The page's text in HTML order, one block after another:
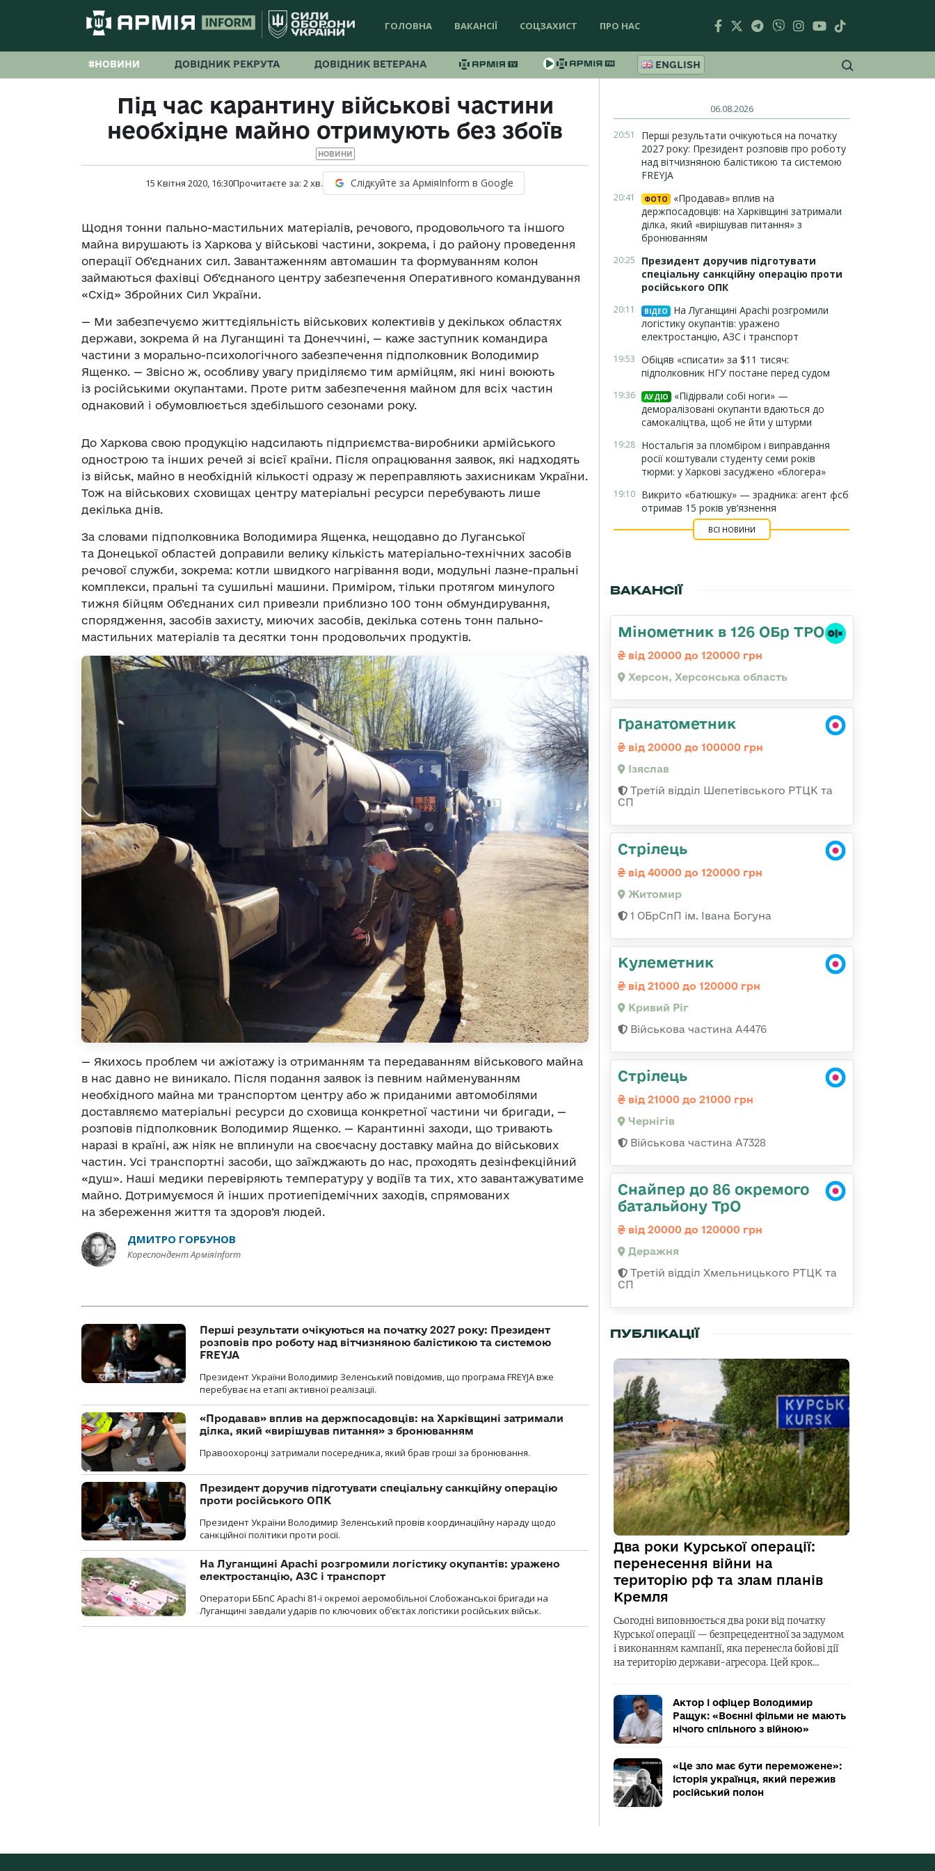
ГОЛОВНА ВАКАНСІЇ СОЦЗАХИСТ ПРО НАС
#НОВИНИ ДОВІДНИК РЕКРУТА ДОВІДНИК ВЕТЕРАНА ENGLISH
Під час карантину військові частини
необхідне майно отримують без збоїв
НОВИНИ
15 Квітня 2020, 16:30Прочитаєте за: 2хв. Слідкуйте за АрміяInform в Google
Щодня тонни пально-мастильних матеріалів, речового, продовольчого та іншого
майна вирушають із Харкова у військові частини, зокрема, і до району проведення
операції Об’єднаних сил. Завантаженням автомашин та формуванням колон
займаються фахівці Об’єднаного центру забезпечення Оперативного командування
«Схід» Збройних Сил України.
— Ми забезпечуємо життєдіяльність військових колективів у декількох областях
держави, зокрема й на Луганщині та Донеччині, — каже заступник командира
частини з морально-психологічного забезпечення підполковник Володимир
Ященко. — Звісно ж, особливу увагу приділяємо тим армійцям, які нині воюють
із російськими окупантами. Проте ритм забезпечення майном для всіх частин
однаковий і обумовлюється здебільшого сезонами року.
До Харкова свою продукцію надсилають підприємства-виробники армійського
однострою та інших речей зі всієї країни. Після опрацювання заявок, які надходять
із військ, майно в необхідній кількості одразу ж переправляють захисникам України.
Тож на військових сховищах центру матеріальні ресурси перебувають лише
декілька днів.
За словами підполковника Володимира Ященка, нещодавно до Луганської
та Донецької областей доправили велику кількість матеріально-технічних засобів
речової служби, зокрема: котли швидкого нагрівання води, модульні лазне-пральні
комплекси, пральні та сушильні машини. Приміром, тільки протягом минулого
тижня бійцям Об’єднаних сил привезли приблизно 100 тонн обмундирування,
спорядження, засобів захисту, миючих засобів, декілька сотень тонн пально-
мастильних матеріалів та десятки тонн продовольчих продуктів.
— Якихось проблем чи ажіотажу із отриманням та передаванням військового майна
в нас давно не виникало. Після подання заявок із певним найменуванням
необхідного майна ми транспортом центру або ж приданими автомобілями
доставляємо матеріальні ресурси до сховища конкретної частини чи бригади, —
розповів підполковник Володимир Ященко. — Карантинні заходи, що тривають
наразі в країні, аж ніяк не вплинули на своєчасну доставку майна до військових
частин. Усі транспортні засоби, що заїжджають до нас, проходять дезінфекційний
«душ». Наші медики перевіряють температуру у водіїв та тих, хто завантажуватиме
майно. Дотримуємося й інших протиепідемічних заходів, спрямованих
на збереження життя та здоров’я людей.
ДМИТРО ГОРБУНОВ
Кореспондент АрміяInform
Перші результати очікуються на початку 2027 року: Президент
розповів про роботу над вітчизняною балістикою та системою
FREYJA
Президент України Володимир Зеленський повідомив, що програма FREYJA вже
перебуває на етапі активної реалізації.
«Продавав» вплив на держпосадовців: на Харківщині затримали
ділка, який «вирішував питання» з бронюванням
Правоохоронці затримали посередника, який брав гроші за бронювання.
Президент доручив підготувати спеціальну санкційну операцію
проти російського ОПК
Президент України Володимир Зеленський провів координаційну нараду щодо
санкційної політики проти росії.
На Луганщині Apachi розгромили логістику окупантів: уражено
електростанцію, АЗС і транспорт
Оператори ББпС Apachi 81-ї окремої аеромобільної Слобожанської бригади на
Луганщині завдали ударів по ключових об’єктах логістики російських військ.
06.08.2026
20:51
Перші результати очікуються на початку
2027 року: Президент розповів про роботу
над вітчизняною балістикою та системою
FREYJA
20:41 ФОТО
«Продавав» вплив на
держпосадовців: на Харківщині затримали
ділка, який «вирішував питання» з
бронюванням
20:25
Президент доручив підготувати
спеціальну санкційну операцію проти
російського ОПК
20:11 ВІДЕО
На Луганщині Apachi розгромили
логістику окупантів: уражено
електростанцію, АЗС і транспорт
19:53 Обіцяв «списати» за $11 тисяч:
підполковник НГУ постане перед судом
19:36 АУДІО
«Підірвали собі ноги» —
деморалізовані окупанти вдаються до
самокаліцтва, щоб не йти у штурми
19:28 Ностальгія за пломбіром і виправдання
росії коштували студенту семи років
тюрми: у Харкові засуджено «блогера»
19:10 Викрито «батюшку» — зрадника: агент фсб
отримав 15 років ув’язнення
ВСІ НОВИНИ
ВАКАНСІЇ
Мінометник в 126 ОБр ТРО
від 20000 до 120000 грн
Херсон, Херсонська область
Гранатометник
від 20000 до 100000 грн
Ізяслав
Третій відділ Шепетівського РТЦК та
СП
Стрілець
від 40000 до 120000 грн
Житомир
1 ОБрСпП ім. Івана Богуна
Кулеметник
від 21000 до 120000 грн
Кривий Ріг
Військова частина А4476
Стрілець
від 21000 до 21000 грн
Чернігів
Військова частина А7328
Снайпер до 86 окремого
батальйону ТрО
від 20000 до 120000 грн
Деражня
Третій відділ Хмельницького РТЦК та
СП
ПУБЛІКАЦІЇ
Два роки Курської операції:
перенесення війни на
територію рф та злам планів
Кремля
Сьогодні виповнюється два роки від початку
Курської операції — безпрецедентної за задумом
і виконанням кампанії, яка перенесла бойові дії
на територію держави-агресора. Цей крок…
Актор і офіцер Володимир
Ращук: «Воєнні фільми не мають
нічого спільного з війною»
«Це зло має бути переможене»:
історія українця, який пережив
російський полон